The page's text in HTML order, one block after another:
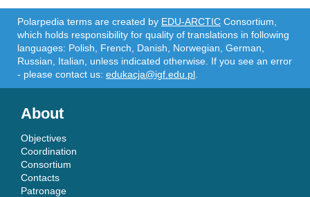
Polarpedia terms are created by EDU-ARCTIC Consortium,
which holds responsibility for quality of translations in following
languages: Polish, French, Danish, Norwegian, German,
Russian, Italian, unless indicated otherwise. If you see an error
- please contact us: edukacja@igf.edu.pl
About
Objectives
Coordination
Consortium
Contacts
Patronage